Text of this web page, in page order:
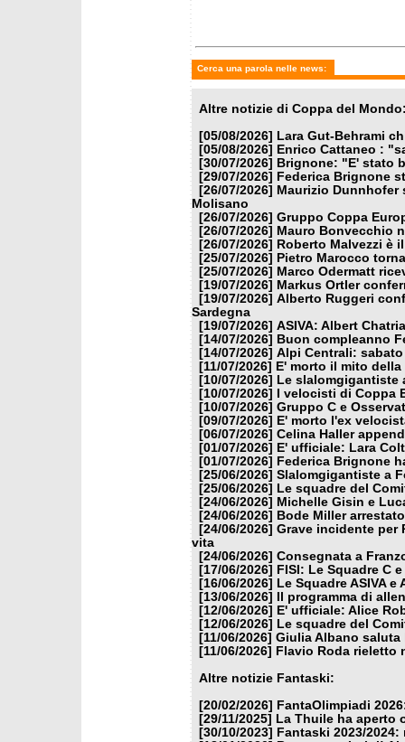
Cerca una parola nelle news:
Altre notizie di Coppa del
[05/08/2026]
Lara Gut-Behrami
[05/08/2026]
Enrico Cattaneo :
[30/07/2026]
Brignone: "E' stato
[29/07/2026]
Federica Brignone
[26/07/2026] Maurizio Dunnhofer
Molisano
[26/07/2026] Gruppo Coppa
[26/07/2026] Mauro Bonvecchio
[26/07/2026]
Roberto Malvezzi è
[25/07/2026]
Pietro Marocco
[25/07/2026] Marco Odermatt
[19/07/2026] Markus Ortler
[19/07/2026] Alberto Ruggeri
Sardegna
[19/07/2026] ASIVA: Albert
[14/07/2026]
Buon compleanno
[14/07/2026] Alpi Centrali:
[11/07/2026]
E' morto il mito
[10/07/2026]
Le
[10/07/2026]
I velocisti di Coppa
[10/07/2026] Gruppo C e
[09/07/2026]
E' morto l'ex
[06/07/2026] Celina Haller
[01/07/2026]
E' ufficiale: Lara
[01/07/2026]
Federica Brignone
[25/06/2026] Slalomgigantiste a
[25/06/2026]
Le squadre del
[24/06/2026] Michelle Gisin e
[24/06/2026]
Bode Miller
[24/06/2026] Grave incidente per
vita
[24/06/2026] Consegnata a
[17/06/2026]
FISI: Le Squadre C
[16/06/2026]
Le Squadre ASIVA
[13/06/2026]
Il programma di
[12/06/2026]
E' ufficiale: Alice
[12/06/2026]
Le squadre del
[11/06/2026] Giulia Albano saluta
[11/06/2026]
Flavio Roda rieletto
Altre notizie Fantaski:
[20/02/2026]
FantaOlimpiadi
[29/11/2025]
La Thuile ha aperto
[30/10/2023]
Fantaski 2023/